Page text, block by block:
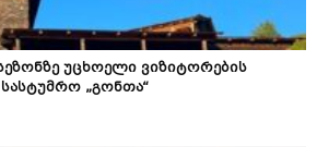
უცხოელი ვიზიტორების
„გონთა“